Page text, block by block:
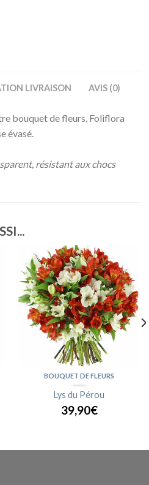
LIVRAISON AVIS (0)
bouquet de fleurs, Foliflora
évasé.
résistant aux chocs
BOUQUET DE FLEURS
Lys du Pérou
39,90€